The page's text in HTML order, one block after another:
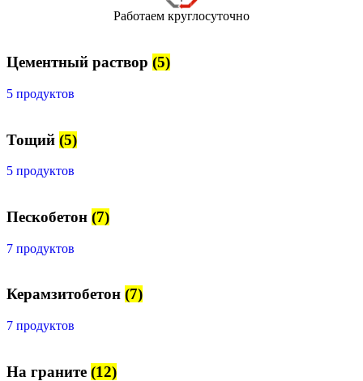
Работаем круглосуточно
Цементный раствор (5)
5 продуктов
Тощий (5)
5 продуктов
Пескобетон (7)
7 продуктов
Керамзитобетон (7)
7 продуктов
На граните (12)